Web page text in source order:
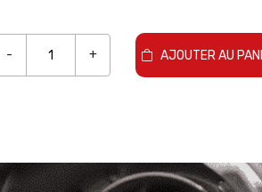
- + AJOUTER AU